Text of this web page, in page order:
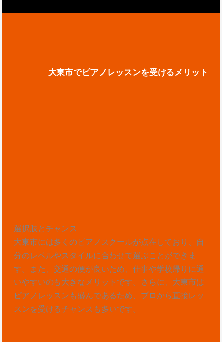
大東市でピアノレッスンを受けるメリット
選択肢とチャンス
大東市には多くのピアノスクールが点在しており、自
分のレベルやスタイルに合わせて選ぶことができま
す。また、交通の便が良いため、仕事や学校帰りに通
いやすいのも大きなメリットです。さらに、大東市は
ピアノレッスンも盛んであるため、プロから直接レッ
スンを受けるチャンスも多いです。